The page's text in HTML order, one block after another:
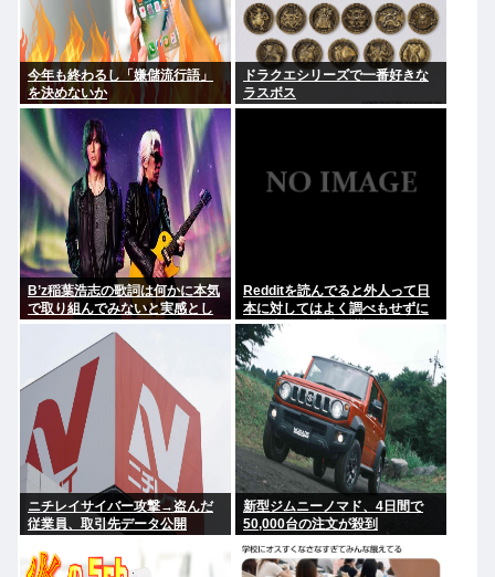
今年も終わるし「嫌儲流行語」
を決めないか
ドラクエシリーズで一番好きな
ラスボス
B’z稲葉浩志の歌詞は何かに本気
で取り組んでみないと実感とし
てわからない
Redditを読んでると外人って日
本に対してはよく調べもせずに
思い込みで勝手に議論してるよ
な
ニチレイサイバー攻撃→盗んだ
従業員、取引先データ公開
新型ジムニーノマド、4日間で
50,000台の注文が殺到